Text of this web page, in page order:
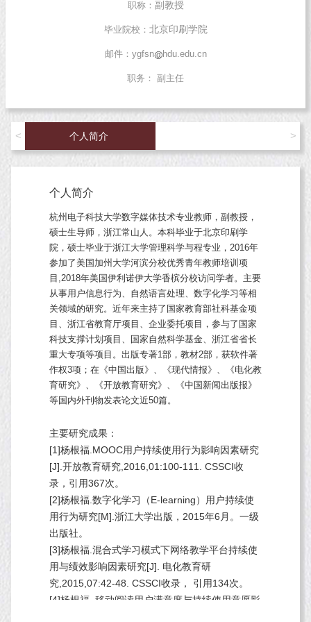
职称： 副教授
毕业院校： 北京印刷学院
邮件： ygfsn hdu.edu.cn
职务： 副主任
< 个人简介 >
个人简介
杭州电子科技大学数字媒体技术专业教师，副教授，
硕士生导师，浙江常山人。本科毕业于北京印刷学
院，硕士毕业于浙江大学管理科学与程专业， 2016年
参加了美国加州大学河滨分校优秀青年教师培训项
目,2018年美国伊利诺伊大学香槟分校访问学者。主要
从事用户信息行为、自然语言处理、数字化学习等相
关领域的研究。近年来主持了国家教育部社科基金项
目、浙江省教育厅项目、企业委托项目，参与了国家
科技支撑计划项目、国家自然科学基金、浙江省省长
重大专项等项目。出版专著1部，教材2部，获软件著
作权3项；在《中国出版》、《现代情报》、《电化教
育研究》、《开放教育研究》、《中国新闻出版报》
等国内外刊物发表论文近50篇。
主要研究成果：
[1]杨根福 .MOOC用户持续使用行为影响因素研究
[J]. 开放教育研究 ,2016,01:100-111. CSSCI收
录，引用367次。
[2]杨根福 数字化学习（E-learning）用户持续使
用行为研究[M]. 浙江大学出版， 2015年6 月。一级
出版社。
[3]杨根福 混合式学习模式下网络教学平台持续使
用与绩效影响因素研究[J]. 电化教育研
究 ,2015,07:42-48. CSSCI收录， 引用134次。
[4]杨根福 移动阅读用户满意度与持续使用意愿影